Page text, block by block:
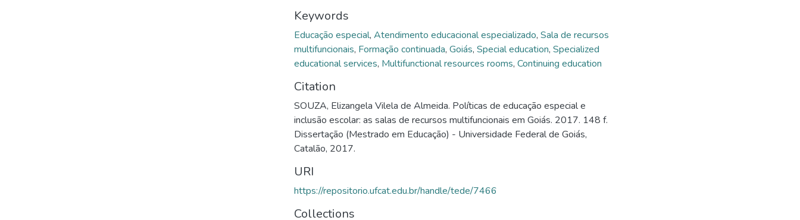
Keywords
Educação especial, Atendimento educacional especializado, Sala de recursos
multifuncionais, Formação continuada, Goiás, Special education, Specialized
educational services, Multifunctional resources rooms, Continuing education
Citation
SOUZA, Elizangela Vilela de Almeida. Políticas de educação especial e
inclusão escolar: as salas de recursos multifuncionais em Goiás. 2017. 148 f.
Dissertação (Mestrado em Educação) - Universidade Federal de Goiás,
Catalão, 2017.
URI
https://repositorio.ufcat.edu.br/handle/tede/7466
Collections